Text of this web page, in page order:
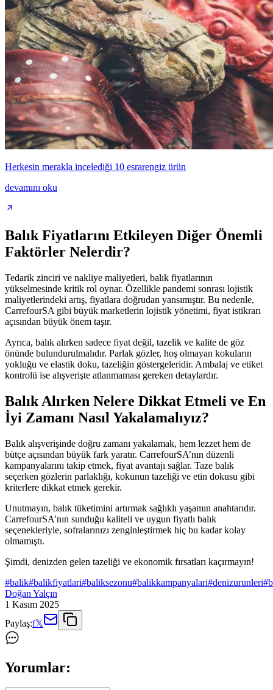
Herkesin merakla incelediği 10 esrarengiz ürün
devamını oku
Balık Fiyatlarını Etkileyen Diğer Önemli
Faktörler Nelerdir?
Tedarik zinciri ve nakliye maliyetleri, balık fiyatlarının
yükselmesinde kritik rol oynar. Özellikle pandemi sonrası lojistik
maliyetlerindeki artış, fiyatlara doğrudan yansımıştır. Bu nedenle,
CarrefourSA gibi büyük marketlerin lojistik yönetimi, fiyat istikrarı
açısından büyük önem taşır.
Ayrıca, balık alırken sadece fiyat değil, tazelik ve kalite de göz
önünde bulundurulmalıdır. Parlak gözler, hoş olmayan kokuların
yokluğu ve elastik doku, tazeliğin göstergeleridir. Ambalaj ve etiket
kontrolü ise alışverişte atlanmaması gereken detaylardır.
Balık Alırken Nelere Dikkat Etmeli ve En
İyi Zamanı Nasıl Yakalamalıyız?
Balık alışverişinde doğru zamanı yakalamak, hem lezzet hem de
bütçe açısından büyük fark yaratır. CarrefourSA’nın düzenli
kampanyalarını takip etmek, fiyat avantajı sağlar. Taze balık
seçerken gözlerin parlaklığı, kokunun tazeliği ve etin dokusu gibi
kriterlere dikkat etmek gerekir.
Unutmayın, balık tüketimini artırmak sağlıklı yaşamın anahtarıdır.
CarrefourSA’nın sunduğu kaliteli ve uygun fiyatlı balık
seçenekleriyle, sofralarınızı zenginleştirmek hiç bu kadar kolay
olmamıştı.
Şimdi, denizden gelen tazeliği ve ekonomik fırsatları kaçırmayın!
#balik#balikfiyatlari#baliksezonu#balikkampanyalari#denizurunleri#
Doğan Yalçın
1 Kasım 2025
Paylaş:f𝕏
Yorumlar: